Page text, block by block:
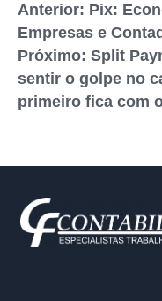
Anterior: Pix:
Empresas e
Próximo: Split
sentir o golpe no
primeiro fica com